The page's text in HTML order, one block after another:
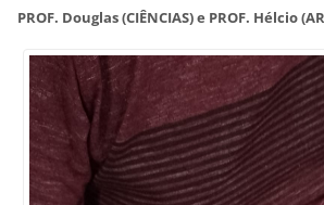
PROF. Douglas (CIÊNCIAS) e PROF. Hélcio